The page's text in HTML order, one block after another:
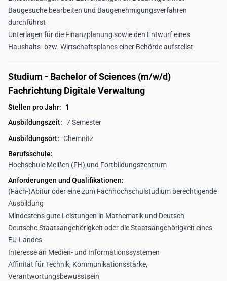
Baugesuche bearbeiten und Baugenehmigungsverfahren
durchführst
Unterlagen für die Finanzplanung sowie den Entwurf eines
Haushalts- bzw. Wirtschaftsplanes einer Behörde aufstellst
Studium - Bachelor of Sciences (m/w/d)
Fachrichtung Digitale Verwaltung
Stellen pro Jahr:
1
Ausbildungszeit: 7 Semester
Ausbildungsort: Chemnitz
Berufsschule:
Hochschule Meißen (FH) und Fortbildungszentrum
Anforderungen und Qualifikationen:
(Fach-)Abitur oder eine zum Fachhochschulstudium berechtigende
Ausbildung
Mindestens gute Leistungen in Mathematik und Deutsch
Deutsche Staatsangehörigkeit oder die Staatsangehörigkeit eines
EU-Landes
Interesse an Medien- und Informationssystemen
Affinität für Technik, Kommunikationsstärke,
Verantwortungsbewusstsein